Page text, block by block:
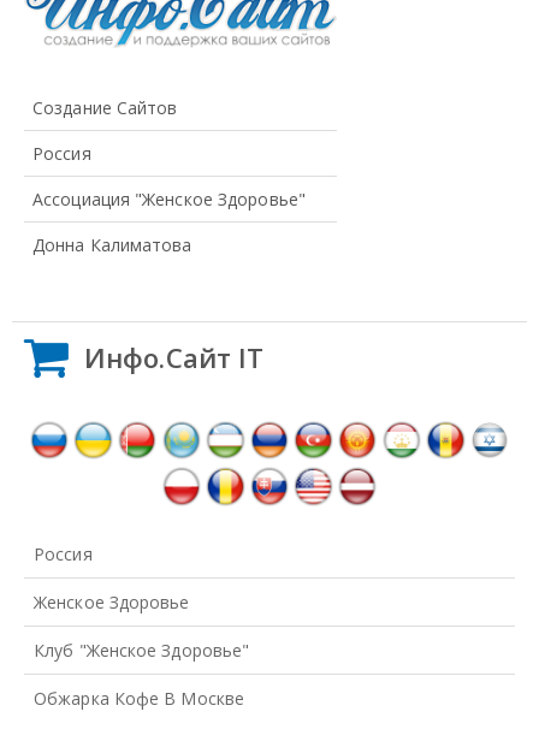
Создание Сайтов
Россия
Ассоциация "Женское Здоровье"
Донна Калиматова
Инфо.Сайт IT
Россия
Женское Здоровье
Клуб "Женское Здоровье"
Обжарка Кофе В Москве